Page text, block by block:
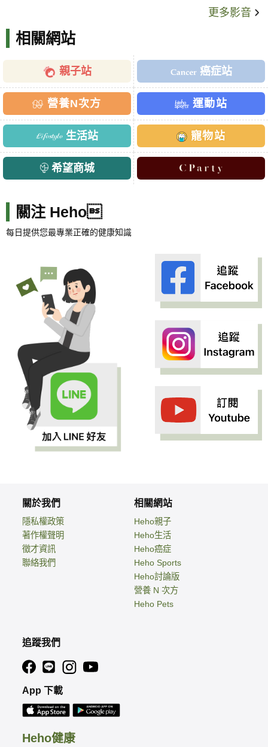
更多影音
相關網站
親子站 癌症站
營養N次方 運動站
生活站 寵物站
希望商城
關注 Heho
每日提供您最專業正確的健康知識
Heho健康
關於我們
隱私權政策
著作權聲明
徵才資訊
聯絡我們
相關網站
Heho親子
Heho生活
Heho癌症
Heho Sports
Heho討論版
營養 N 次方
Heho Pets
追蹤我們
App 下載